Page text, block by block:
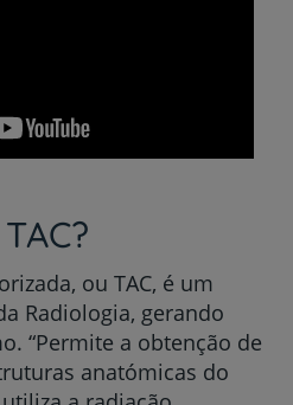
ou TAC, é um
Radiologia, gerando
“Permite a obtenção de
anatómicas do